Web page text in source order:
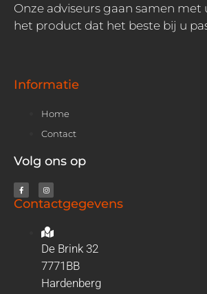
Onze adviseurs gaan samen met
het product dat het beste bij u
Informatie
Home
Contact
Volg ons op
Contactgegevens
De Brink 32
7771BB
Hardenberg